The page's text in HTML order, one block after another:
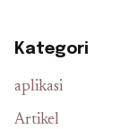
Kategori
aplikasi
Artikel